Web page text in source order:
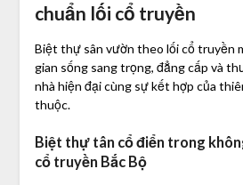
chuẩn lối cổ truyền
Biệt thự sân vườn theo lối cổ truyền
gian sống sang trọng, đẳng cấp và
nhà hiện đại cùng sự kết hợp của
thuộc.
Biệt thự tân cổ điển trong
cổ truyền Bắc Bộ